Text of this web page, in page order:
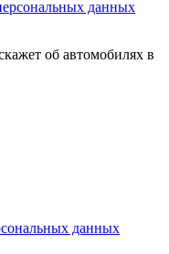
данных
об автомобилях в
данных